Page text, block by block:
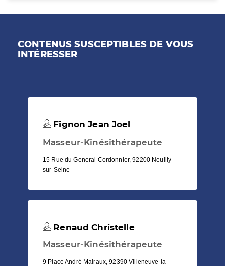
CONTENUS SUSCEPTIBLES DE VOUS
INTÉRESSER
Fignon Jean Joel
Masseur-Kinésithérapeute
15 Rue du General Cordonnier, 92200 Neuilly-
sur-Seine
Renaud Christelle
Masseur-Kinésithérapeute
9 Place André Malraux, 92390 Villeneuve-la-